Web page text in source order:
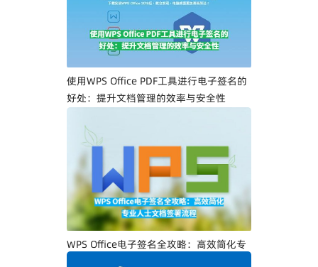
使用WPS Office PDF工具进行电子签名的
好处：提升文档管理的效率与安全性
WPS Office电子签名全攻略：高效简化专